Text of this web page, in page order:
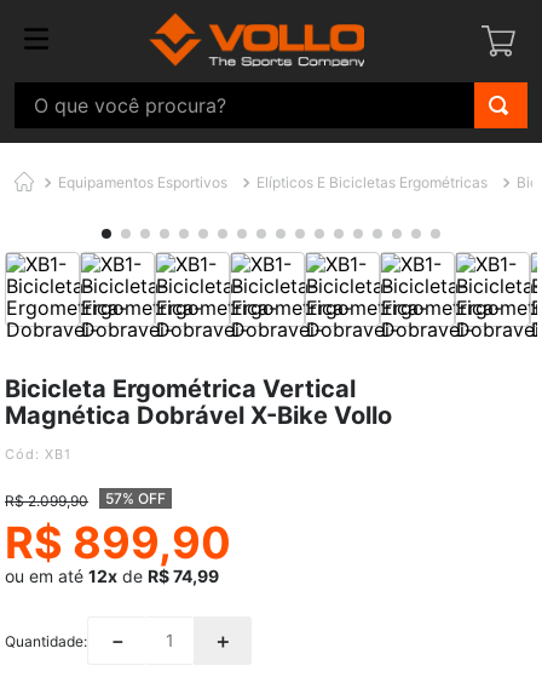
O que você procura?
Equipamentos Esportivos Elípticos E Bicicletas Ergométricas
Bicicleta Ergométrica Vertical
Magnética Dobrável X-Bike Vollo
: XB1
R$ 2.099,90 57% OFF
R$ 899,90
ou em até 12x de R$ 74,99
Quantidade ＋
－